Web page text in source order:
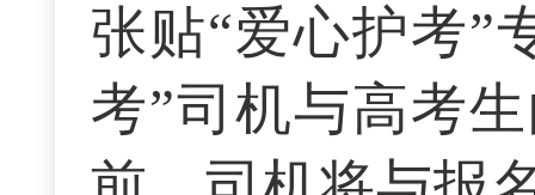
张贴“爱心护考”
考”司机与高考